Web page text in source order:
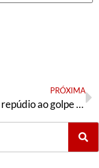
PRÓXIMA
Nota de repúdio ao golpe de Estado na Guiné-Bissau